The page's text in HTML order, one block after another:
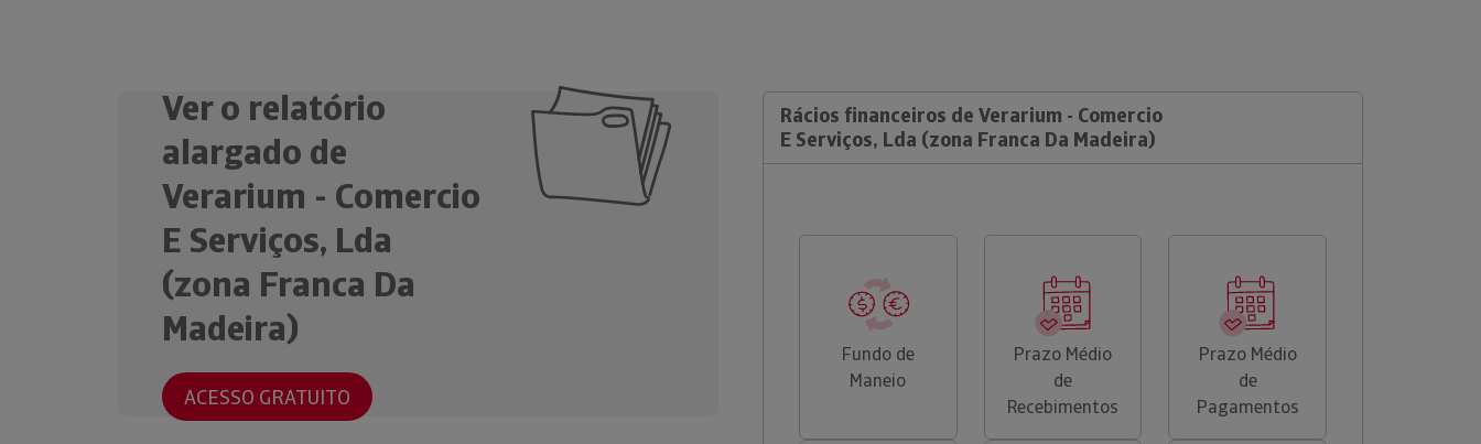
Ver o relatório
alargado de
Verarium - Comercio
E Serviços, Lda
(zona Franca Da
Madeira)
ACESSO GRATUITO
Rácios financeiros de Verarium - Comercio
E Serviços, Lda (zona Franca Da Madeira)
Fundo de
Maneio
Prazo Médio
de
Recebimentos
Prazo Médio
de
Pagamentos